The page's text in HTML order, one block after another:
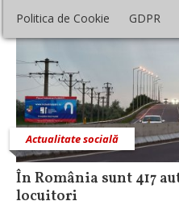
Politica de Cookie GDPR
Actualitate socială
În România sunt 417
locuitori